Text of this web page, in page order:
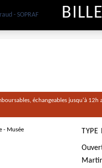
échangeables jusqu'à
TYPE